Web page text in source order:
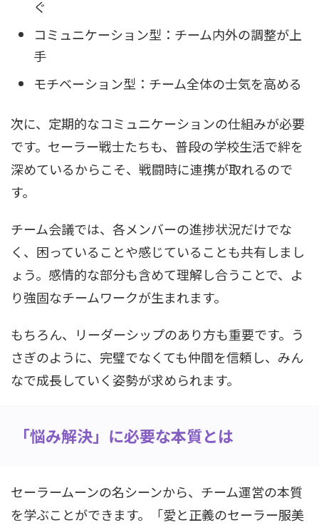
ぐ
コミュニケーション型：チーム内外の調整が上
手
モチベーション型：チーム全体の士気を高める
次に、定期的なコミュニケーションの仕組みが必要
です。セーラー戦士たちも、普段の学校生活で絆を
深めているからこそ、戦闘時に連携が取れるので
す。
チーム会議では、各メンバーの進捗状況だけでな
く、困っていることや感じていることも共有しまし
ょう。感情的な部分も含めて理解し合うことで、よ
り強固なチームワークが生まれます。
もちろん、リーダーシップのあり方も重要です。う
さぎのように、完璧でなくても仲間を信頼し、みん
なで成長していく姿勢が求められます。
「悩み解決」に必要な本質とは
セーラームーンの名シーンから、チーム運営の本質
を学ぶことができます。「愛と正義のセーラー服美